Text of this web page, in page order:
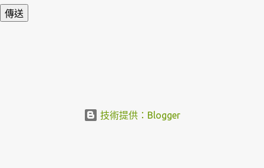
技術提供：Blogger